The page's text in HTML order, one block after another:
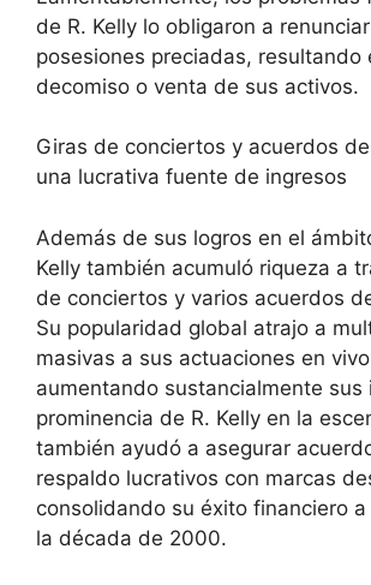
de R. Kelly lo obligaron a
posesiones preciadas, resultando
decomiso o venta de sus activos.
Giras de conciertos y acuerdos
una lucrativa fuente de ingresos
Además de sus logros en el
Kelly también acumuló riqueza a
de conciertos y varios acuerdos
Su popularidad global atrajo a
masivas a sus actuaciones en
aumentando sustancialmente sus
prominencia de R. Kelly en la
también ayudó a asegurar
respaldo lucrativos con marcas
consolidando su éxito financiero
la década de 2000.